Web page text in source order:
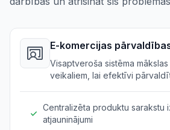
E-komercijas
Visaptveroša sistēma
veikaliem, lai efektīvi
Centralizēta produktu sarakstu
atjauninājumi